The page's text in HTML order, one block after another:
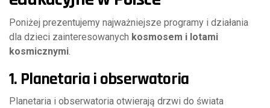
Poniżej prezentujemy najważniejsze programy i działania
dla dzieci zainteresowanych kosmosem i lotami
kosmicznymi.
1. Planetaria i obserwatoria
Planetaria i obserwatoria otwierają drzwi do świata